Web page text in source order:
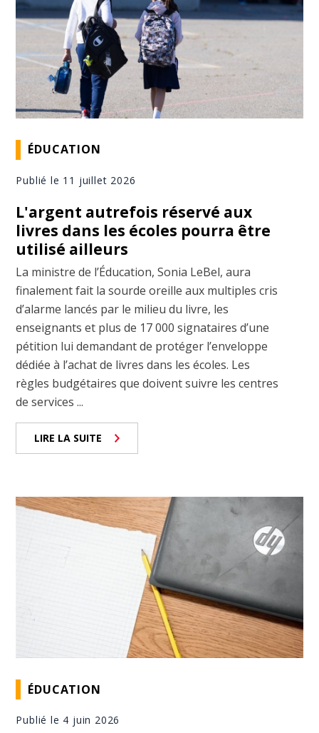
ÉDUCATION
Publié le 11 juillet 2026
L'argent autrefois réservé aux
livres dans les écoles pourra être
utilisé ailleurs
La ministre de l’Éducation, Sonia LeBel, aura
finalement fait la sourde oreille aux multiples cris
d’alarme lancés par le milieu du livre, les
enseignants et plus de 17 000 signataires d’une
pétition lui demandant de protéger l’enveloppe
dédiée à l’achat de livres dans les écoles. Les
règles budgétaires que doivent suivre les centres
de services ...
LIRE LA SUITE
ÉDUCATION
Publié le 4 juin 2026